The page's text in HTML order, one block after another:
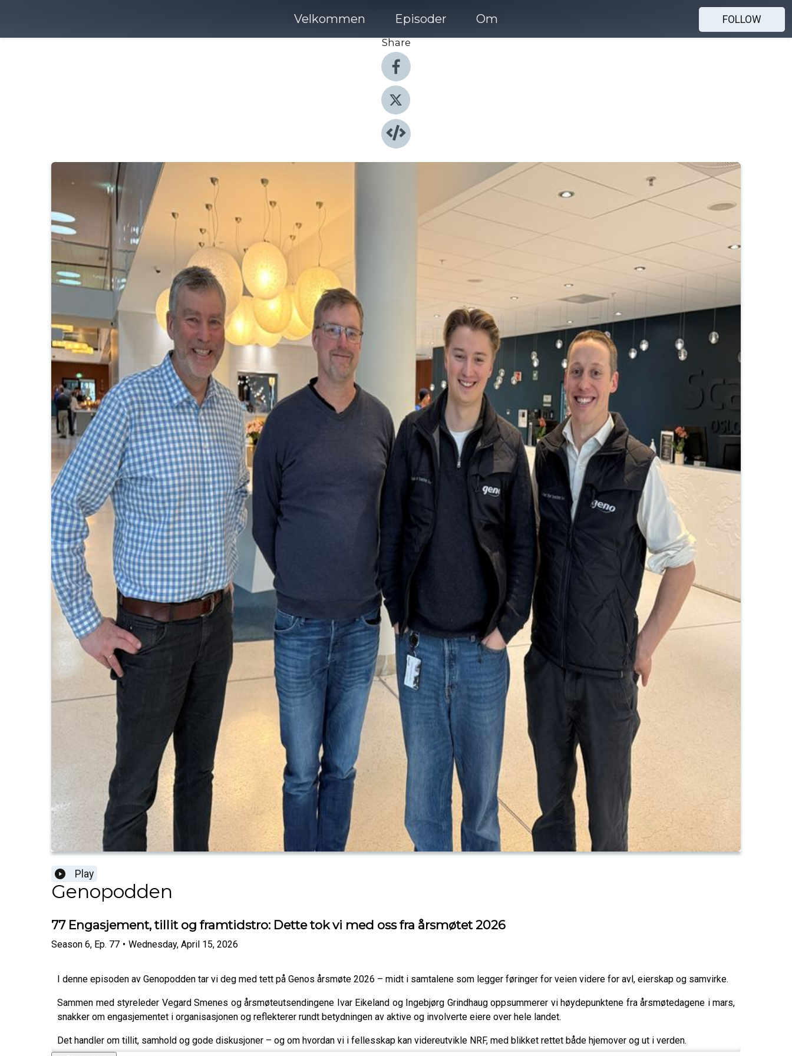
Velkommen Episoder Om
FOLLOW
Share
Play
Genopodden
77 Engasjement, tillit og framtidstro: Dette tok vi med oss fra årsmøtet 2026
Season 6, Ep. 77 • Wednesday, April 15, 2026
I denne episoden av Genopodden tar vi deg med tett på Genos årsmøte 2026 – midt i samtalene som legger føringer for veien videre for avl, eierskap og samvirke.
Sammen med styreleder Vegard Smenes og årsmøteutsendingene Ivar Eikeland og Ingebjørg Grindhaug oppsummerer vi høydepunktene fra årsmøtedagene i mars,
snakker om engasjementet i organisasjonen og reflekterer rundt betydningen av aktive og involverte eiere over hele landet.
Det handler om tillit, samhold og gode diskusjoner – og om hvordan vi i fellesskap kan videreutvikle NRF, med blikket rettet både hjemover og ut i verden.